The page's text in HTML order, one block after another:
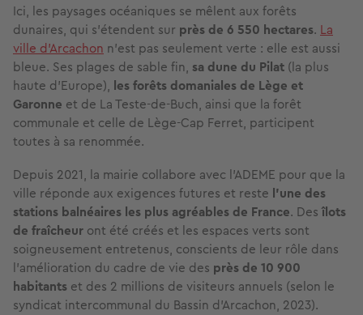
Ici, les paysages océaniques se mêlent aux forêts
dunaires, qui s’étendent sur près de 6 550 hectares. La
ville d’Arcachon n’est pas seulement verte : elle est aussi
bleue. Ses plages de sable fin, sa dune du Pilat (la plus
haute d’Europe), les forêts domaniales de Lège et
Garonne et de La Teste-de-Buch, ainsi que la forêt
communale et celle de Lège-Cap Ferret, participent
toutes à sa renommée.
Depuis 2021, la mairie collabore avec l’ADEME pour que la
ville réponde aux exigences futures et reste l’une des
stations balnéaires les plus agréables de France. Des îlots
de fraîcheur ont été créés et les espaces verts sont
soigneusement entretenus, conscients de leur rôle dans
l’amélioration du cadre de vie des près de 10 900
habitants et des 2 millions de visiteurs annuels (selon le
syndicat intercommunal du Bassin d’Arcachon, 2023).